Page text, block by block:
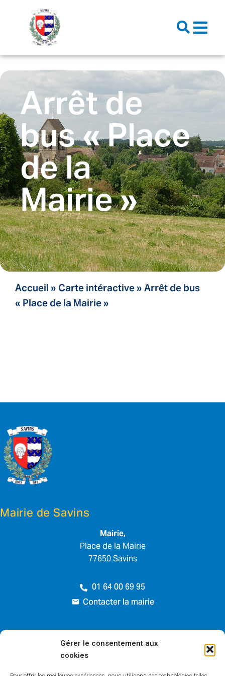
Gérer le consentement aux
cookies
Arrêt de
bus « Place
de la
Mairie »
Accueil»Carte intéractive»Arrêt de bus
« Place de la Mairie »
Mairie de Savins
Mairie,
Place de la Mairie
77650 Savins
01 64 00 69 95
Contacter la mairie
Horaires d’ouverture